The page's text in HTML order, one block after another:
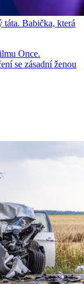
Babička, která
Once.
se zásadní ženou